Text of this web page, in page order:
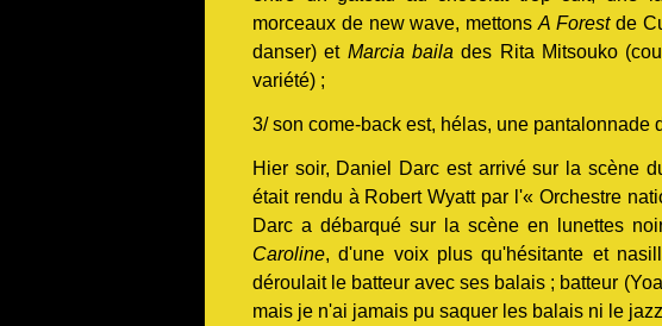
morceaux de new wave, mettonsA Forestde
danser) et Marcia baila des Rita Mitsouko
variété) ;
3/ son come-back est, hélas, une pantalonnade
Hier soir, Daniel Darc est arrivé sur la scène
était rendu à Robert Wyatt par l'« Orchestre
Darc a débarqué sur la scène en lunettes
Caroline, d'une voix plus qu'hésitante et
déroulait le batteur avec ses balais ; batteur
mais je n'ai jamais pu saquer les balais ni le